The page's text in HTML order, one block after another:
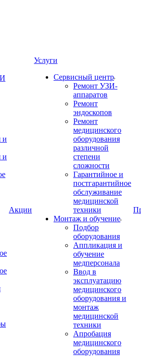
и
Акции
Услуги
Сервисный центр
Ремонт УЗИ-
аппаратов
Ремонт
эндоскопов
Ремонт
медицинского
оборудования
различной
степени
сложности
Гарантийное и
постгарантийное
обслуживание
медицинской
техники
Монтаж и обучение
Подбор
оборудования
Аппликация и
обучение
медперсонала
Ввод в
эксплуатацию
медицинского
оборудования и
монтаж
медицинской
техники
Апробация
медицинского
оборудования